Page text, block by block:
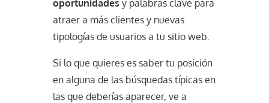
oportunidades y palabras clave para
atraer a más clientes y nuevas
tipologías de usuarios a tu sitio web.
Si lo que quieres es saber tu posición
en alguna de las búsquedas típicas en
las que deberías aparecer, ve a